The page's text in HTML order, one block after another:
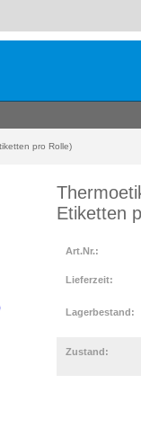
pro Rolle)
Etiketten
Art.Nr.:
Lieferzeit:
Lagerbestand:
Zustand: